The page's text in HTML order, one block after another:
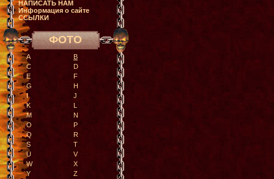
НАПИСАТЬ НАМ
Информация о сайте
ССЫЛКИ
ФОТО
A
B
C
D
E
F
G
H
I
J
K
L
M
N
O
P
Q
R
S
T
U
V
W
X
Y
Z